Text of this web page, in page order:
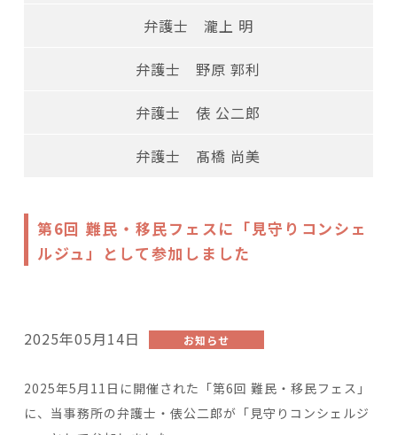
弁護士 瀧上 明
弁護士 野原 郭利
弁護士 俵 公二郎
弁護士 髙橋 尚美
第6回 難民・移民フェスに「見守りコンシェ
ルジュ」として参加しました
2025年05月14日 お知らせ
2025年5月11日に開催された「第6回 難民・移民フェス」
に、当事務所の弁護士・俵公二郎が「見守りコンシェルジ